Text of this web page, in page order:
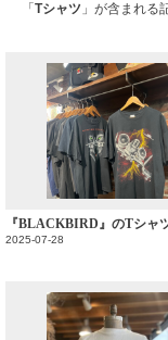
「 Tシャツ 」が含まれる
『BLACKBIRD』のTシャツ
2025-07-28